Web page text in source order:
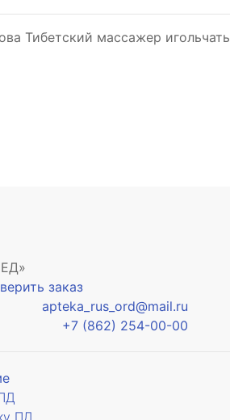
Тибетский массажер
заказ
apteka_rus_ord@mail.ru
+7 (862) 254-00-00
ПД